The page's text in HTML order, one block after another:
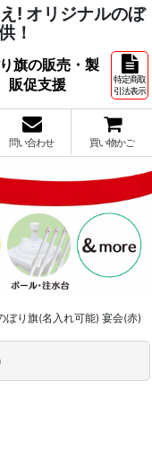
! オリジナルのぼ
！
旗の販売・製
促支援
特定商取
引法表示
問い合わせ 買い物かご
ぼり旗(名入れ可能) 宴会(赤)